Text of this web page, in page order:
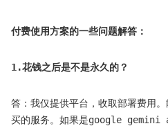
付费使用方案的一些问题解答：
1.花钱之后是不是永久的？
答：我仅提供平台，收取部署费用
买的服务。如果是google gemini